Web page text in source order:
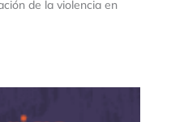
de la violencia en